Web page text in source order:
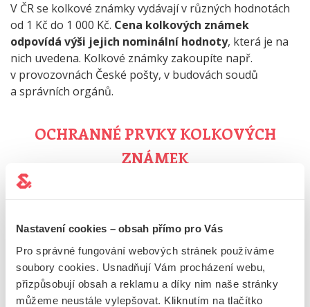
Nastavení cookies – obsah přímo pro Vás
Pro správné fungování webových stránek používáme
soubory cookies. Usnadňují Vám procházení webu,
přizpůsobují obsah a reklamu a díky nim naše stránky
můžeme neustále vylepšovat. Kliknutím na tlačítko
V ČR se kolkové známky vydávají v různých hodnotách
od 1 Kč do 1 000 Kč. Cena kolkových známek
odpovídá výši jejich nominální hodnoty, která je na
nich uvedena. Kolkové známky zakoupíte např.
v provozovnách České pošty, v budovách soudů
a správních orgánů.
OCHRANNÉ PRVKY KOLKOVÝCH
ZNÁMEK
zabezpečeny proti padělání několika ochrannými
prvky.
Na horním dílu kolkové známkyje vyobrazen
velký státní znak České republiky, číslo označující
hodnotu, označení peněžní jednotky „Kč“, nápis